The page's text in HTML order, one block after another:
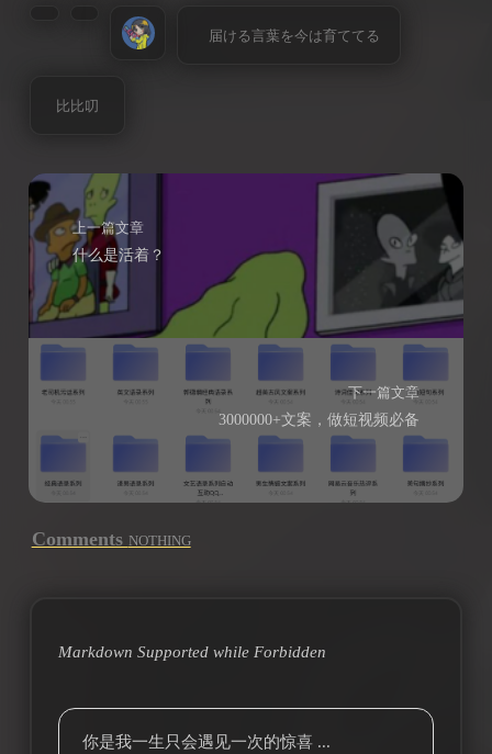
届ける言葉を今は育ててる
比比叨
上一篇文章
什么是活着？
下一篇文章
3000000+文案，做短视频必备
Comments NOTHING
Markdown Supported while Forbidden
你是我一生只会遇见一次的惊喜 ...